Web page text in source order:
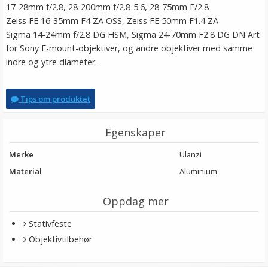
17-28mm f/2.8, 28-200mm f/2.8-5.6, 28-75mm F/2.8
Zeiss FE 16-35mm F4 ZA OSS, Zeiss FE 50mm F1.4 ZA
Sigma 14-24mm f/2.8 DG HSM, Sigma 24-70mm F2.8 DG DN Art
for Sony E-mount-objektiver, og andre objektiver med samme
indre og ytre diameter.
Tips om produktet
Egenskaper
Merke
Ulanzi
Material
Aluminium
Oppdag mer
Stativfeste
Objektivtilbehør